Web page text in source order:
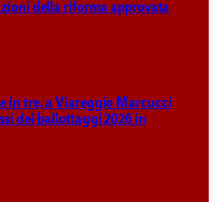
della riforma approvata
in tre, a Viareggio Marcucci
dei ballottaggi 2026 in